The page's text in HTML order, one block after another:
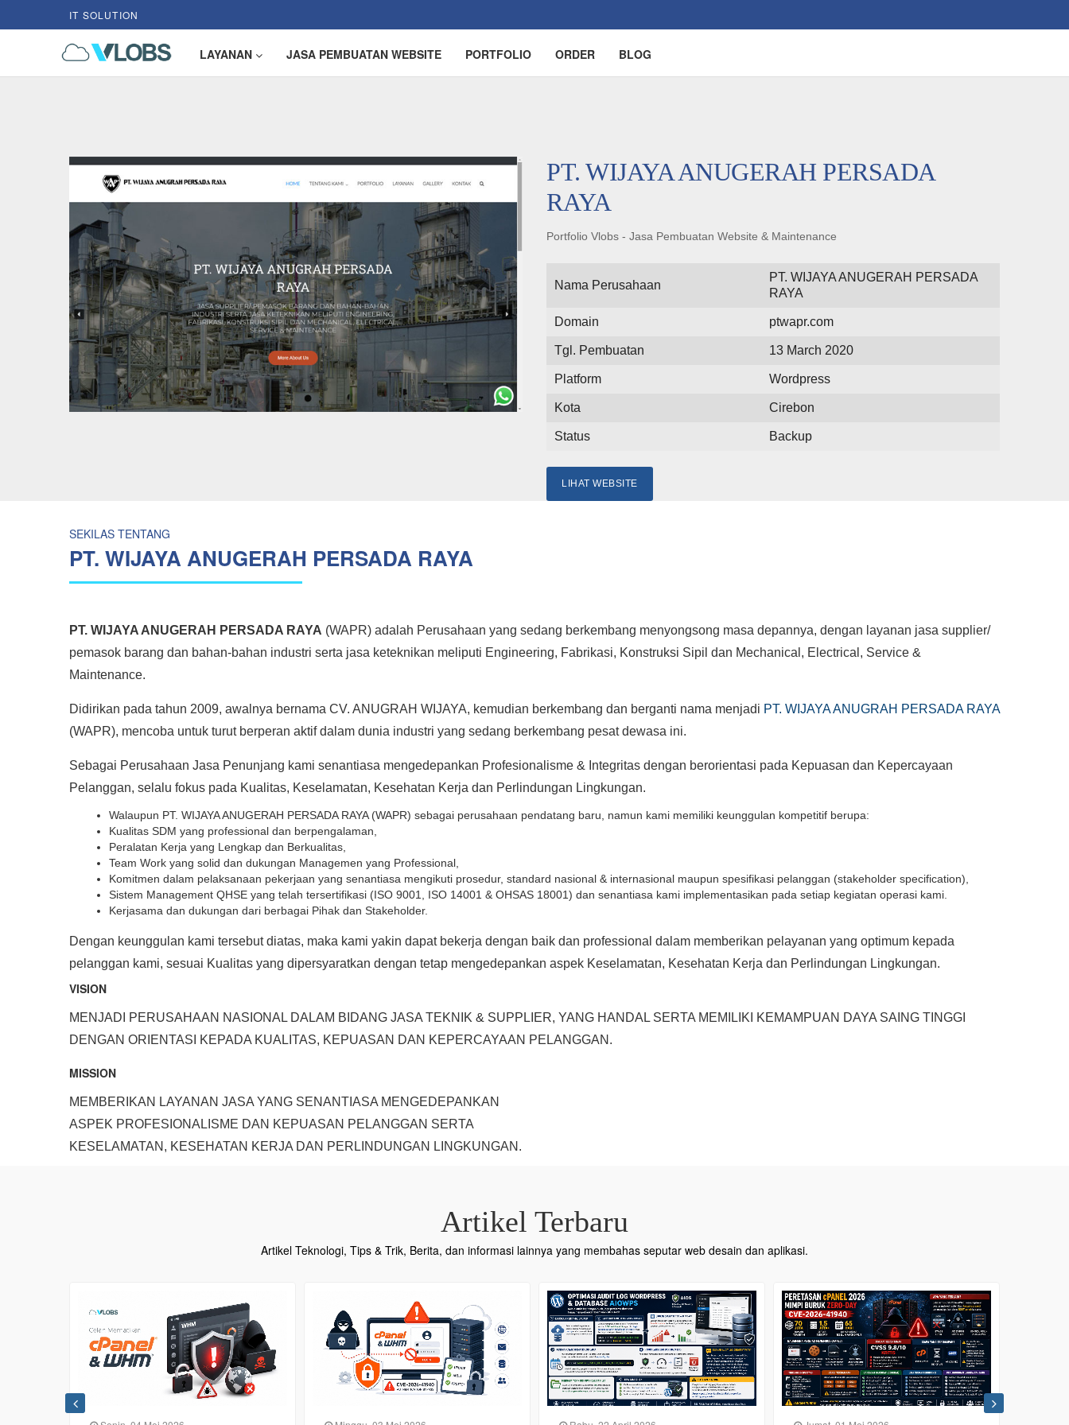
IT SOLUTION
LAYANAN JASA PEMBUATAN WEBSITE PORTFOLIO ORDER BLOG
PT. WIJAYA ANUGERAH PERSADA
RAYA
Portfolio Vlobs - Jasa Pembuatan Website & Maintenance
Nama Perusahaan
PT. WIJAYA ANUGERAH PERSADA
RAYA
Domain ptwapr.com
Tgl. Pembuatan 13 March 2020
Platform Wordpress
Kota Cirebon
Status Backup
LIHAT WEBSITE
SEKILAS TENTANG
PT. WIJAYA ANUGERAH PERSADA RAYA
PT. WIJAYA ANUGERAH PERSADA RAYA (WAPR) adalah Perusahaan yang sedang berkembang menyongsong masa depannya, dengan layanan jasa supplier/
pemasok barang dan bahan-bahan industri serta jasa keteknikan meliputi Engineering, Fabrikasi, Konstruksi Sipil dan Mechanical, Electrical, Service &
Maintenance.
Didirikan pada tahun 2009, awalnya bernama CV. ANUGRAH WIJAYA, kemudian berkembang dan berganti nama menjadi PT. WIJAYA ANUGRAH PERSADA RAYA
(WAPR), mencoba untuk turut berperan aktif dalam dunia industri yang sedang berkembang pesat dewasa ini.
Sebagai Perusahaan Jasa Penunjang kami senantiasa mengedepankan Profesionalisme & Integritas dengan berorientasi pada Kepuasan dan Kepercayaan
Pelanggan, selalu fokus pada Kualitas, Keselamatan, Kesehatan Kerja dan Perlindungan Lingkungan.
Walaupun PT. WIJAYA ANUGERAH PERSADA RAYA (WAPR) sebagai perusahaan pendatang baru, namun kami memiliki keunggulan kompetitif berupa:
Kualitas SDM yang professional dan berpengalaman,
Peralatan Kerja yang Lengkap dan Berkualitas,
Team Work yang solid dan dukungan Managemen yang Professional,
Komitmen dalam pelaksanaan pekerjaan yang senantiasa mengikuti prosedur, standard nasional & internasional maupun spesifikasi pelanggan (stakeholder specification),
Sistem Management QHSE yang telah tersertifikasi (ISO 9001, ISO 14001 & OHSAS 18001) dan senantiasa kami implementasikan pada setiap kegiatan operasi kami.
Kerjasama dan dukungan dari berbagai Pihak dan Stakeholder.
Dengan keunggulan kami tersebut diatas, maka kami yakin dapat bekerja dengan baik dan professional dalam memberikan pelayanan yang optimum kepada
pelanggan kami, sesuai Kualitas yang dipersyaratkan dengan tetap mengedepankan aspek Keselamatan, Kesehatan Kerja dan Perlindungan Lingkungan.
VISION
MENJADI PERUSAHAAN NASIONAL DALAM BIDANG JASA TEKNIK & SUPPLIER, YANG HANDAL SERTA MEMILIKI KEMAMPUAN DAYA SAING TINGGI
DENGAN ORIENTASI KEPADA KUALITAS, KEPUASAN DAN KEPERCAYAAN PELANGGAN.
MISSION
MEMBERIKAN LAYANAN JASA YANG SENANTIASA MENGEDEPANKAN
ASPEK PROFESIONALISME DAN KEPUASAN PELANGGAN SERTA
KESELAMATAN, KESEHATAN KERJA DAN PERLINDUNGAN LINGKUNGAN.
Artikel Terbaru
Artikel Teknologi, Tips & Trik, Berita, dan informasi lainnya yang membahas seputar web desain dan aplikasi.